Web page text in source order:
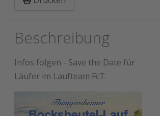
Beschreibung
Infos folgen - Save the Date für
Läufer im Laufteam FcT.